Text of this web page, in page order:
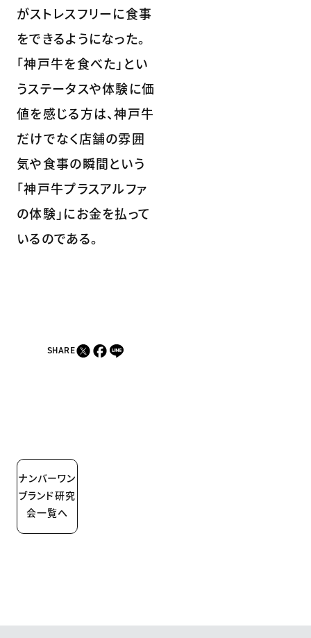
がストレスフリーに食事
をできるようになった。
「神戸牛を食べた」とい
うステータスや体験に価
値を感じる方は、神戸牛
だけでなく店舗の雰囲
気や食事の瞬間という
「神戸牛プラスアルファ
の体験」にお金を払って
いるのである。
SHARE
ナンバーワン
ブランド研究
会一覧へ